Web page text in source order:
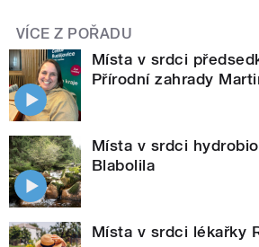
VÍCE Z POŘADU
Místa v srdci
Přírodní zahrady
Místa v srdci
Blabolila
Místa v srdci lékařky